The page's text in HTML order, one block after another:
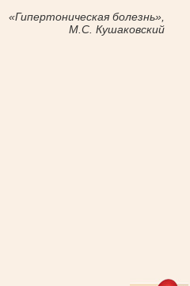
«Гипертоническая болезнь»,
М.С. Кушаковский